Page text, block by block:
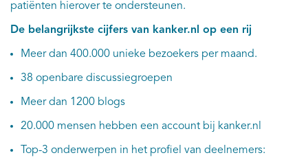
patiënten hierover te ondersteunen.
De belangrijkste cijfers van kanker.nl op een rij
Meer dan 400.000 unieke bezoekers per maand.
38 openbare discussiegroepen
Meer dan 1200 blogs
20.000 mensen hebben een account bij kanker.nl
Top-3 onderwerpen in het profiel van deelnemers: